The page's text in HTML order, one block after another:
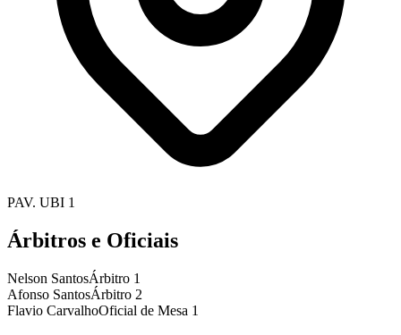
PAV. UBI 1
Árbitros e Oficiais
Nelson SantosÁrbitro 1
Afonso SantosÁrbitro 2
Flavio CarvalhoOficial de Mesa 1